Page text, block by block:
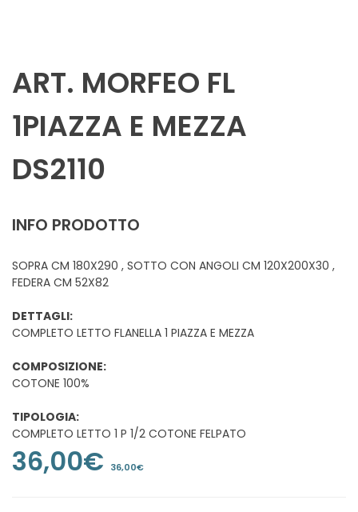
ART. MORFEO FL
1PIAZZA E MEZZA
DS2110
INFO PRODOTTO
SOPRA CM 180X290 , SOTTO CON ANGOLI CM 120X200X30 ,
FEDERA CM 52X82
DETTAGLI:
COMPLETO LETTO FLANELLA 1 PIAZZA E MEZZA
COMPOSIZIONE:
COTONE 100%
TIPOLOGIA:
COMPLETO LETTO 1 P 1/2 COTONE FELPATO
36,00€ 36,00€